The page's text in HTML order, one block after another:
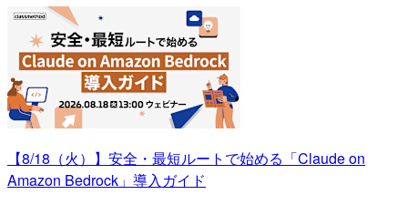
【8/18（火）】安全・最短ルートで始める「Claude on
Amazon Bedrock」導入ガイド